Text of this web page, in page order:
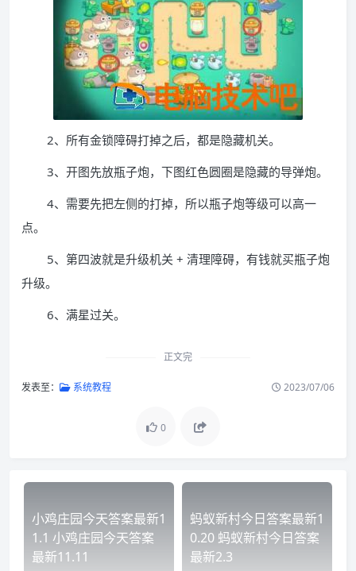
2、所有金锁障碍打掉之后，都是隐藏机关。
3、开图先放瓶子炮，下图红色圆圈是隐藏的导弹炮。
4、需要先把左侧的打掉，所以瓶子炮等级可以高一
点。
5、第四波就是升级机关 + 清理障碍，有钱就买瓶子炮
升级。
6、满星过关。
正文完
发表至： 系统教程 2023/07/06
0
小鸡庄园今天答案最新1
1.1 小鸡庄园今天答案
最新11.11
蚂蚁新村今日答案最新1
0.20 蚂蚁新村今日答案
最新2.3